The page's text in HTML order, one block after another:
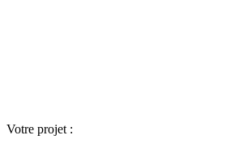
Votre projet :